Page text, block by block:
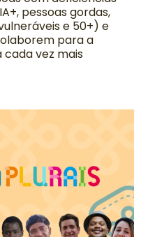
pessoas gordas,
e 50+) e
para a
vez mais